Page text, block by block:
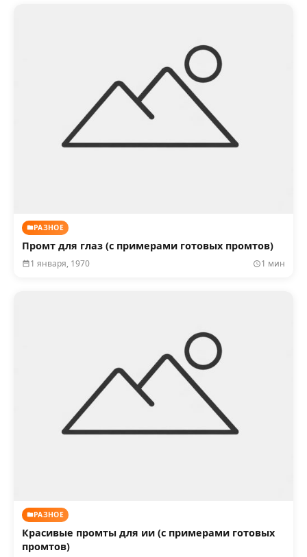
РАЗНОЕ
Промт для глаз (с примерами готовых промтов)
1 января, 1970 1 мин
РАЗНОЕ
Красивые промты для ии (с примерами готовых
промтов)